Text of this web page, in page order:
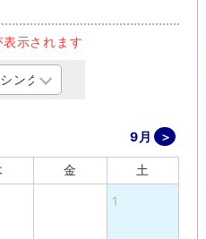
示されます
9月
金 土
1